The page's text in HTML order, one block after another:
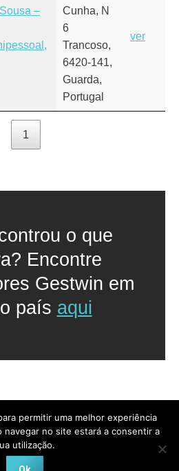
–
Cunha, N
6
Trancoso,
6420-141,
Guarda,
Portugal
ver
1
o que
Encontre
Gestwin em
país aqui
All Rights Reserved
permitir uma melhor experiência
navegar no site estará a consentir a
utilização.